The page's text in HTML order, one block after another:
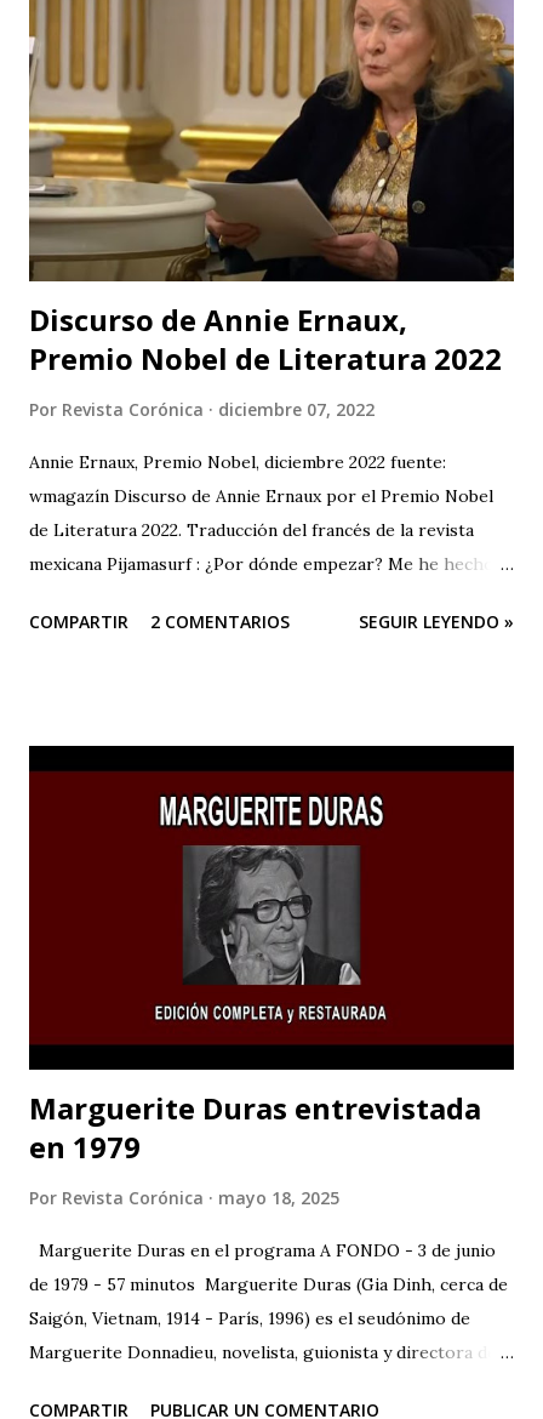
baile... podemos dar voz a las comunidades afectadas y
luchar por la protección de nuestros ríos. Las funciones
serán en CASA TEA del 22 al 31 de mayo (de jueves a sábado).
La contaminación del agua es uno de los principales
problemas que enfrentan las comunidades que viven cerca
de los ríos; pero no solo eso, la cantidad de químicos que
son usados en la minería están afectando la salud de todas ...
Discurso de Annie Ernaux,
Premio Nobel de Literatura 2022
Por Revista Corónica diciembre 07, 2022
Annie Ernaux, Premio Nobel, diciembre 2022 fuente:
wmagazín Discurso de Annie Ernaux por el Premio Nobel
de Literatura 2022. Traducción del francés de la revista
mexicana Pijamasurf : ¿Por dónde empezar? Me he hecho
blanco. Como si tuviera que encontrar la frase, la única, que
verdad me está pasando esto a mí?– mi imaginación me
presenta con un miedo creciente, es la misma necesidad la
que me abruma. Encontrar la frase que me dé la libertad y la
firmeza para hablar sin temblar, en este lugar donde me
han invitado esta noche. Esa frase, no necesito buscarla
muy lejos. Surge. En toda su nitidez, su violencia. Lapidaria.
Irrefragable. La escribí hace sesenta años en mi diario
íntimo. "Escribiré para vengar mi raza". Se hacía eco del
grito de Rimb...
COMPARTIR 2 COMENTARIOS SEGUIR LEYENDO »
Marguerite Duras entrevistada
en 1979
Por Revista Corónica mayo 18, 2025
Marguerite Duras en el programa A FONDO - 3 de junio
de 1979 - 57 minutos Marguerite Duras (Gia Dinh, cerca de
Saigón, Vietnam, 1914 - París, 1996) es el seudónimo de
Marguerite Donnadieu, novelista, guionista y directora de
COMPARTIR PUBLICAR UN COMENTARIO